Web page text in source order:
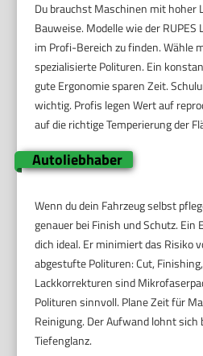
Du brauchst Maschinen mit hoher
Bauweise. Modelle wie der RUPES
im Profi-Bereich zu finden. Wähle
spezialisierte Polituren. Ein
gute Ergonomie sparen Zeit.
wichtig. Profis legen Wert auf
auf die richtige Temperierung der
Autoliebhaber
Wenn du dein Fahrzeug selbst
genauer bei Finish und Schutz.
dich ideal. Er minimiert das Risiko
abgestufte Polituren: Cut,
Lackkorrekturen sind
Polituren sinnvoll. Plane Zeit für
Reinigung. Der Aufwand lohnt sich
Tiefenglanz.